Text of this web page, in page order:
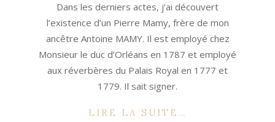
Dans les derniers actes, j’ai découvert
l’existence d’un Pierre Mamy, frère de mon
ancêtre Antoine MAMY. Il est employé chez
Monsieur le duc d’Orléans en 1787 et employé
aux réverbères du Palais Royal en 1777 et
1779. Il sait signer.
LIRE LA SUITE…